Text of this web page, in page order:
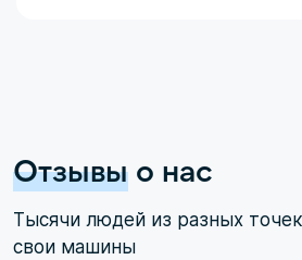
Отзывы о нас
Тысячи людей из разных
свои машины